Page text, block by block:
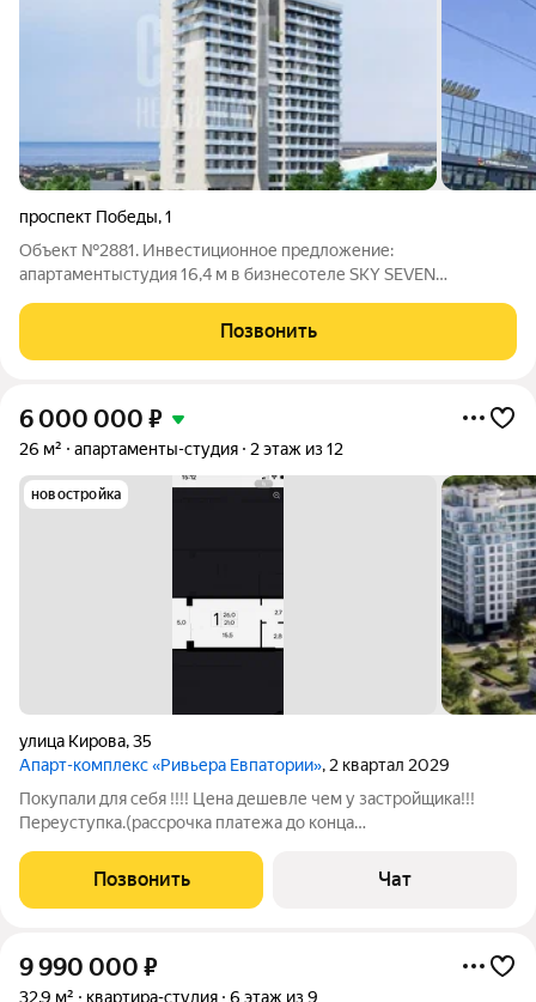
проспект Победы,1
Объект №2881. Инвестиционное предложение:
апартаментыстудия 16,4 м в бизнесотеле SKY SEVEN
оператораВы можете приобрести готовые апартаменты «под
ключ» (студия 16,4 м) в строящемся бизнесотеле с
Позвонить
6 000 000 ₽
26 м² апартаменты-студия 2 этаж из 12
новостройка
улица Кирова,35
Апарт-комплекс «Ривьера Евпатории», 2 квартал 2029
Покупали для себя !!!! Цена дешевле чем у застройщика!!!
Переуступка.(рассрочка платежа до конца
первой линии моря Апарт-комплекс «Ривьера Евпатории» от
федерального девелопера «ИнтерСтрой»
Позвонить Чат
9 990 000 ₽
32,9 м² квартира-студия 6 этаж из 9